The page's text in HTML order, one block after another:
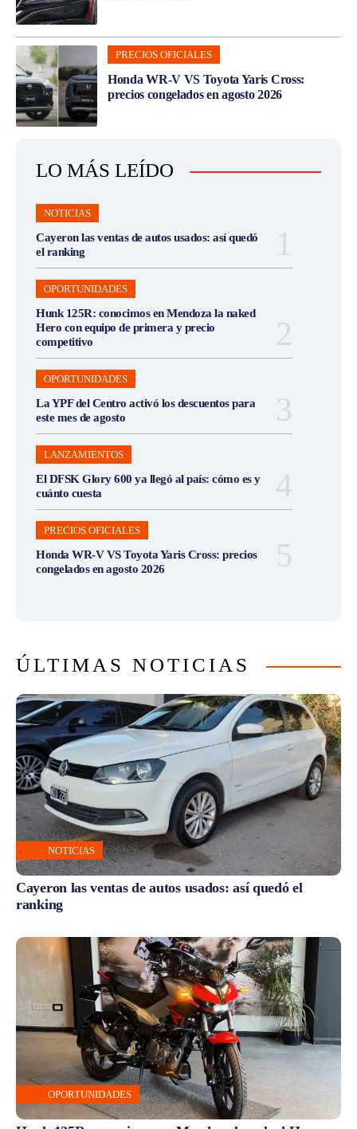
PRECIOS OFICIALES
Honda WR-V VS Toyota Yaris Cross:
precios congelados en agosto 2026
LO MÁS LEÍDO
NOTICIAS
Cayeron las ventas de autos usados: así quedó
el ranking
OPORTUNIDADES
Hunk 125R: conocimos en Mendoza la naked
Hero con equipo de primera y precio
competitivo
OPORTUNIDADES
La YPF del Centro activó los descuentos para
este mes de agosto
LANZAMIENTOS
El DFSK Glory 600 ya llegó al país: cómo es y
cuánto cuesta
PRECIOS OFICIALES
Honda WR-V VS Toyota Yaris Cross: precios
congelados en agosto 2026
ÚLTIMAS NOTICIAS
NOTICIAS
Cayeron las ventas de autos usados: así quedó el
ranking
OPORTUNIDADES